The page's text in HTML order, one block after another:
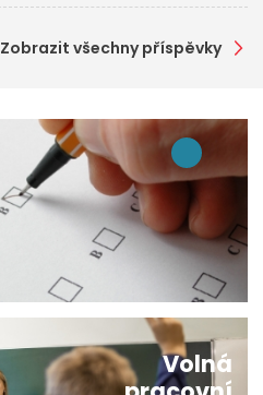
Zobrazit všechny příspěvky
Volná